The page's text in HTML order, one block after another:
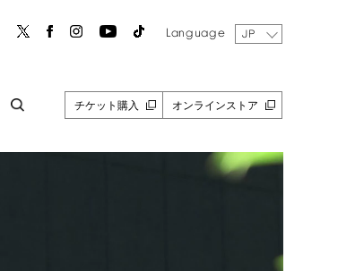
Language JP
チケット購入 オンラインストア